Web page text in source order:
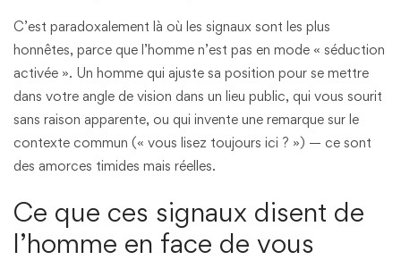
C’est paradoxalement là où les signaux sont les plus
honnêtes, parce que l’homme n’est pas en mode « séduction
activée ». Un homme qui ajuste sa position pour se mettre
dans votre angle de vision dans un lieu public, qui vous sourit
sans raison apparente, ou qui invente une remarque sur le
contexte commun (« vous lisez toujours ici ? ») — ce sont
des amorces timides mais réelles.
Ce que ces signaux disent de
l’homme en face de vous